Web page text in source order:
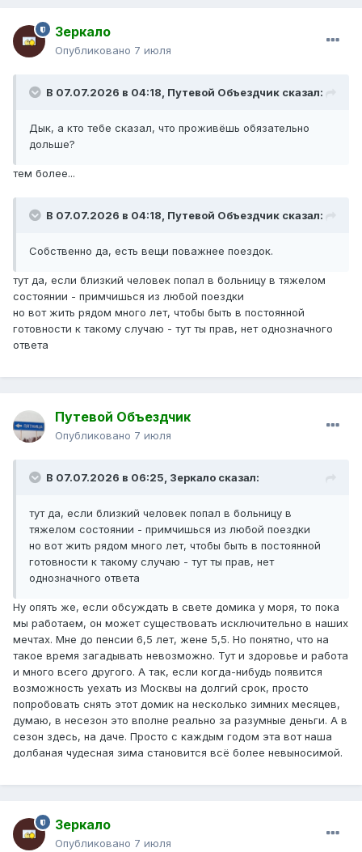
Зеркало
Опубликовано 7 июля
В 07.07.2026 в 04:18, Путевой Объездчик сказал:
Дык, а кто тебе сказал, что проживёшь обязательно
дольше?
тем более...
В 07.07.2026 в 04:18, Путевой Объездчик сказал:
Собственно да, есть вещи поважнее поездок.
тут да, если близкий человек попал в больницу в тяжелом
состоянии - примчишься из любой поездки
но вот жить рядом много лет, чтобы быть в постоянной
готовности к такому случаю - тут ты прав, нет однозначного
ответа
Путевой Объездчик
Опубликовано 7 июля
В 07.07.2026 в 06:25, Зеркало сказал:
тут да, если близкий человек попал в больницу в
тяжелом состоянии - примчишься из любой поездки
но вот жить рядом много лет, чтобы быть в постоянной
готовности к такому случаю - тут ты прав, нет
однозначного ответа
Ну опять же, если обсуждать в свете домика у моря, то пока
мы работаем, он может существовать исключительно в наших
мечтах. Мне до пенсии 6,5 лет, жене 5,5. Но понятно, что на
такое время загадывать невозможно. Тут и здоровье и работа
и много всего другого. А так, если когда-нибудь появится
возможность уехать из Москвы на долгий срок, просто
попробовать снять этот домик на несколько зимних месяцев,
думаю, в несезон это вполне реально за разумные деньги. А в
сезон здесь, на даче. Просто с каждым годом эта вот наша
долбаная чудесная зима становится всё более невыносимой.
Зеркало
Опубликовано 7 июля